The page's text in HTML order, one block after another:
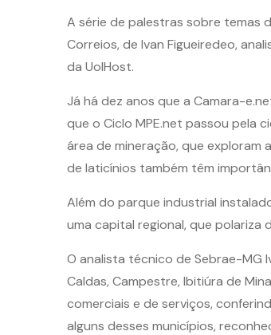
A série de palestras sobre temas
Correios, de Ivan Figueiredeo,
da UolHost.
Já há dez anos que a Camara-
que o Ciclo MPE.net passou pela
área de mineração, que
de laticínios também têm
Além do parque industrial
uma capital regional, que
O analista técnico de Sebrae-MG
Caldas, Campestre, Ibitiúra de
comerciais e de serviços,
alguns desses municípios,